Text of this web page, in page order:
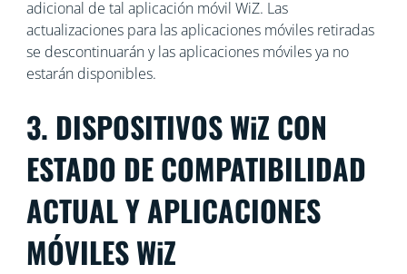
adicional de tal aplicación móvil WiZ. Las
actualizaciones para las aplicaciones móviles retiradas
se descontinuarán y las aplicaciones móviles ya no
estarán disponibles.
3. DISPOSITIVOS WiZ CON
ESTADO DE COMPATIBILIDAD
ACTUAL Y APLICACIONES
MÓVILES WiZ